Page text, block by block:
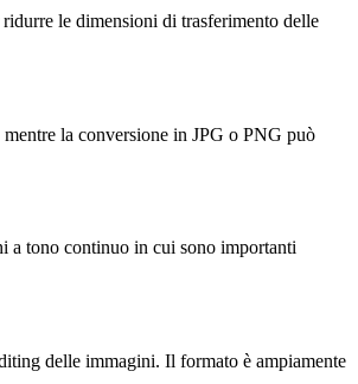
le dimensioni di trasferimento delle
la conversione in JPG o PNG può
a tono continuo in cui sono importanti
delle immagini. Il formato è ampiamente